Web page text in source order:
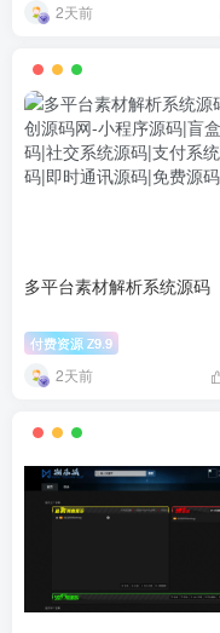
2天前
多平台素材解析系统源码
付费资源 Z9.9
2天前